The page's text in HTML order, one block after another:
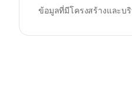
ข้อมูลที่มีโครงสร้างและบ